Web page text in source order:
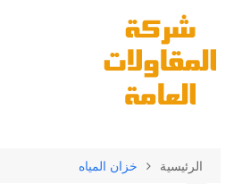
المحتوى
الرئيسية خزان المياه